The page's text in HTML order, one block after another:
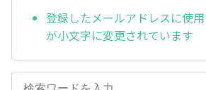
登録したメールアドレスに使
が小文字に変更されています